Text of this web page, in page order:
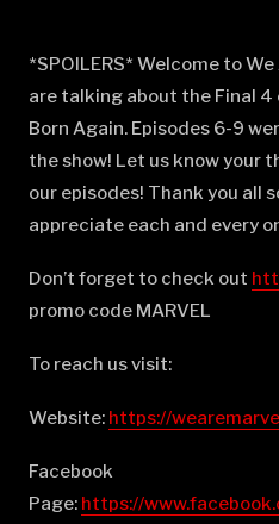
*SPOILERS* Welcome to
are talking about the Final 4
Born Again. Episodes 6-9
the show! Let us know your
our episodes! Thank you all
appreciate each and every
Don’t forget to check out
promo code MARVEL
To reach us visit:
Website: ⁠⁠⁠⁠⁠⁠⁠⁠⁠⁠⁠⁠⁠⁠⁠⁠⁠⁠⁠⁠⁠⁠⁠⁠⁠⁠⁠⁠⁠⁠⁠⁠⁠⁠⁠⁠⁠⁠⁠⁠⁠⁠⁠⁠⁠⁠⁠https://
Facebook
Page: ⁠⁠⁠⁠⁠⁠⁠⁠⁠⁠⁠⁠⁠⁠⁠⁠⁠⁠⁠⁠⁠⁠⁠⁠⁠⁠⁠⁠⁠⁠⁠⁠⁠⁠⁠⁠⁠⁠⁠⁠⁠⁠⁠⁠⁠⁠⁠https://